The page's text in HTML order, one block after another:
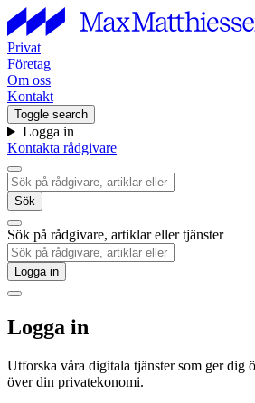
Privat
Företag
Om oss
Kontakt
Toggle search
Logga in
Kontakta rådgivare
Sök
Sök på rådgivare, artiklar eller tjänster
Logga in
Logga in
Utforska våra digitala tjänster som ger dig
över din privatekonomi.